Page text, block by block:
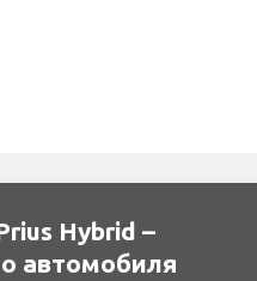
Hybrid –
автомобиля